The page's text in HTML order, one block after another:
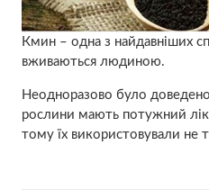
Кмин – одна з найдавніших
вживаються людиною.
Неодноразово було
рослини мають потужний
тому їх використовували не